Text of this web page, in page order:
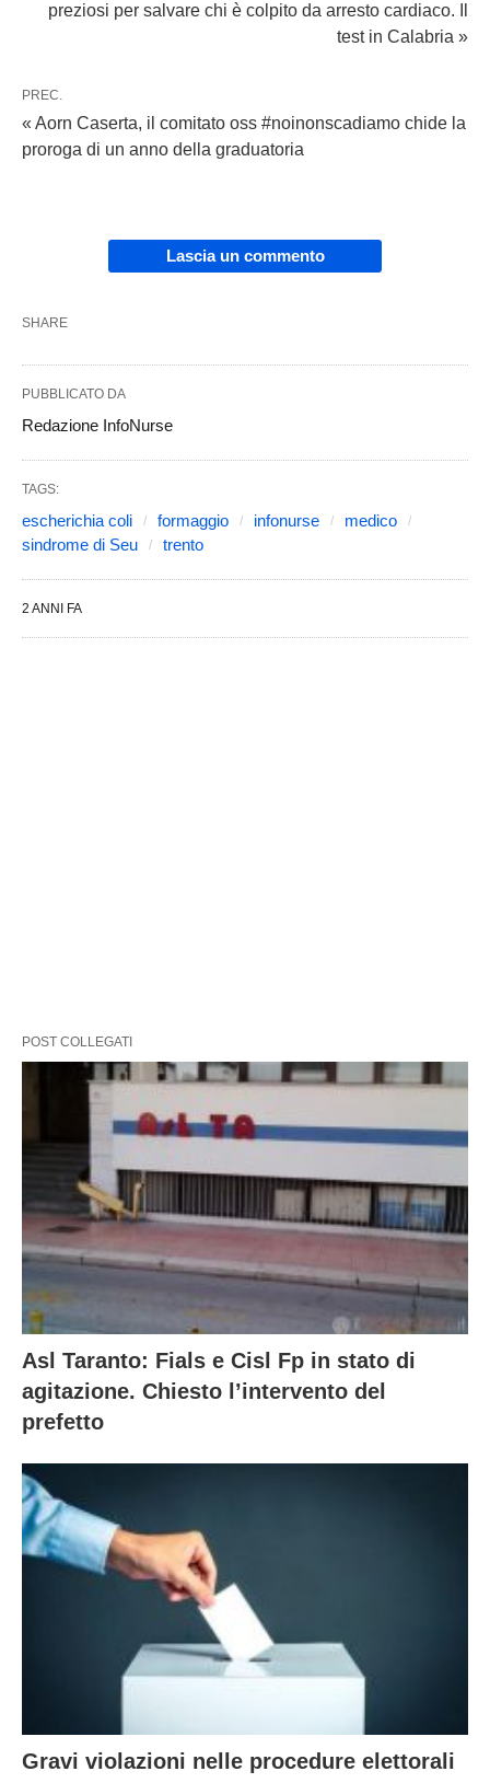
preziosi per salvare chi è colpito da arresto cardiaco. Il
test in Calabria »
PREC.
« Aorn Caserta, il comitato oss #noinonscadiamo chide la
proroga di un anno della graduatoria
Lascia un commento
SHARE
PUBBLICATO DA
Redazione InfoNurse
TAGS:
escherichia coli formaggio infonurse
medico
sindrome di Seu
trento
2 ANNI FA
POST COLLEGATI
Asl Taranto: Fials e Cisl Fp in stato di
agitazione. Chiesto l’intervento del
prefetto
Gravi violazioni nelle procedure elettorali